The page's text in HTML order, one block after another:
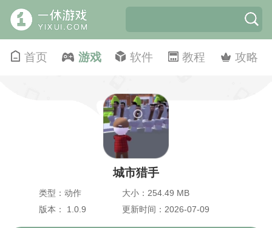
首页 游戏 软件 教程 攻略
城市猎手
类型：动作
大小：254.49 MB
版本： 1.0.9
更新时间：2026-07-09